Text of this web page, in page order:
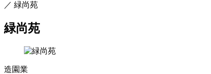
／ 緑尚苑
緑尚苑
造園業